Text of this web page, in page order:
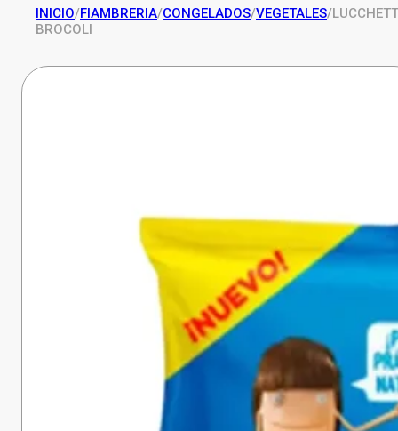
INICIO/FIAMBRERIA/CONGELADOS/VEGETALES/
BROCOLI